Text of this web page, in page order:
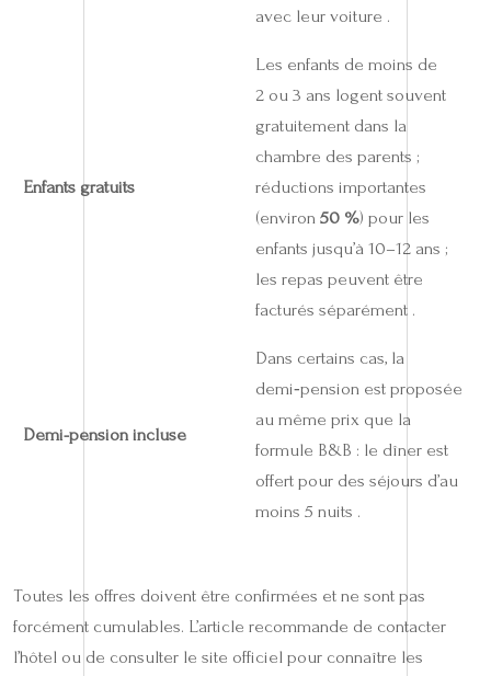
avec leur voiture .
Enfants gratuits
Les enfants de moins de
2 ou 3 ans logent souvent
gratuitement dans la
chambre des parents ;
réductions importantes
(environ 50 %) pour les
enfants jusqu’à 10–12 ans ;
les repas peuvent être
facturés séparément .
Demi-pension incluse
Dans certains cas, la
demi‑pension est proposée
au même prix que la
formule B&B : le dîner est
offert pour des séjours d’au
moins 5 nuits .
Toutes les offres doivent être confirmées et ne sont pas
forcément cumulables. L’article recommande de contacter
l’hôtel ou de consulter le site officiel pour connaître les